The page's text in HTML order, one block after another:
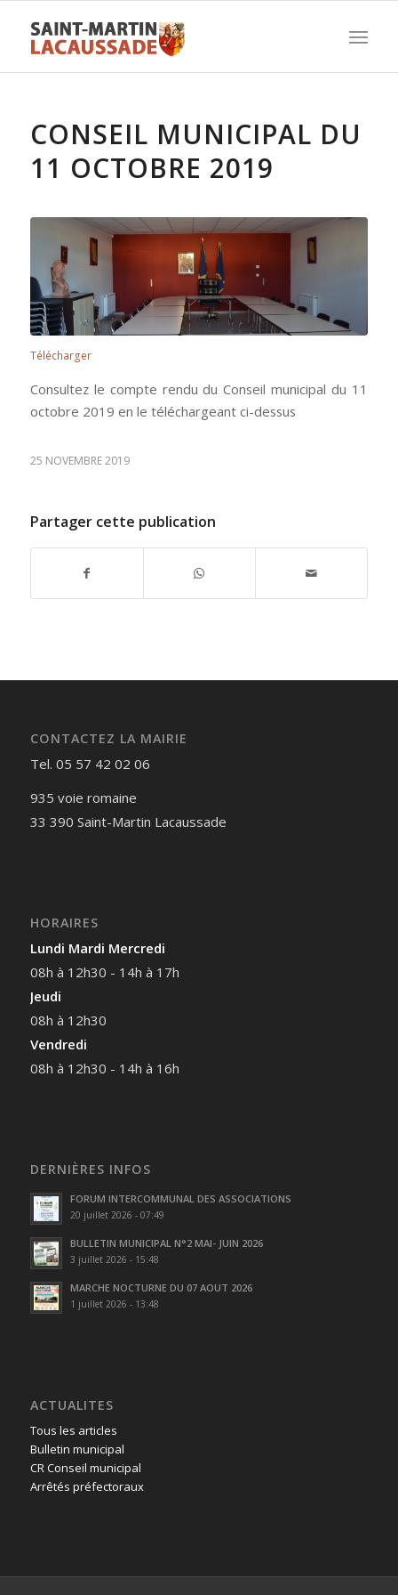
CONSEIL MUNICIPAL DU
11 OCTOBRE 2019
Télécharger
Consultez le compte rendu du Conseil municipal du 11
octobre 2019 en le téléchargeant ci-dessus
25 NOVEMBRE 2019
Partager cette publication
CONTACTEZ LA MAIRIE
Tel. 05 57 42 02 06
935 voie romaine
33 390 Saint-Martin Lacaussade
HORAIRES
Lundi Mardi Mercredi
08h à 12h30 - 14h à 17h
Jeudi
08h à 12h30
Vendredi
08h à 12h30 - 14h à 16h
DERNIÈRES INFOS
FORUM INTERCOMMUNAL DES ASSOCIATIONS
20 juillet 2026 - 07:49
BULLETIN MUNICIPAL N°2 MAI- JUIN 2026
3 juillet 2026 - 15:48
MARCHE NOCTURNE DU 07 AOUT 2026
1 juillet 2026 - 13:48
ACTUALITES
Tous les articles
Bulletin municipal
CR Conseil municipal
Arrêtés préfectoraux